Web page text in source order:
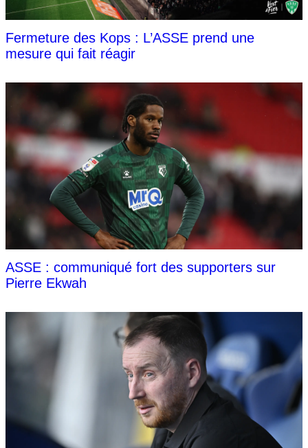
Fermeture des Kops : L’ASSE prend une
mesure qui fait réagir
ASSE : communiqué fort des supporters sur
Pierre Ekwah